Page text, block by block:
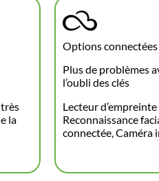
la
Options connectées
Plus de problèmes
l’oubli des clés
Lecteur
Reconnaissance
connectée, Caméra